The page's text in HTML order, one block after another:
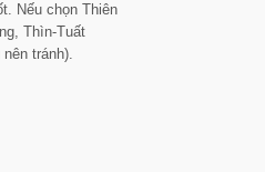
Nếu chọn Thiên
Thìn-Tuất
tránh).